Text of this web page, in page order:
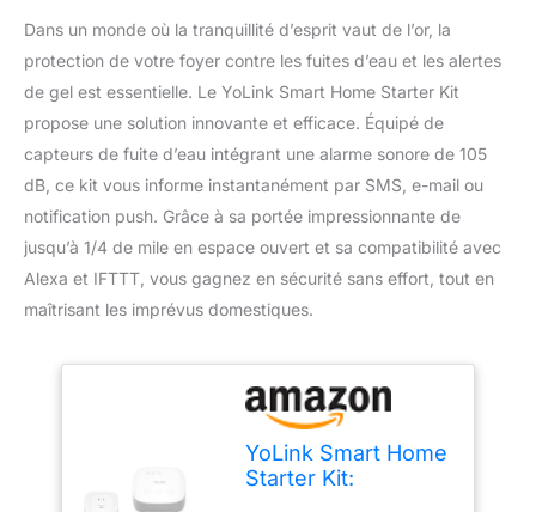
Dans un monde où la tranquillité d’esprit vaut de l’or, la
protection de votre foyer contre les fuites d’eau et les alertes
de gel est essentielle. Le YoLink Smart Home Starter Kit
propose une solution innovante et efficace. Équipé de
capteurs de fuite d’eau intégrant une alarme sonore de 105
dB, ce kit vous informe instantanément par SMS, e-mail ou
notification push. Grâce à sa portée impressionnante de
jusqu’à 1/4 de mile en espace ouvert et sa compatibilité avec
Alexa et IFTTT, vous gagnez en sécurité sans effort, tout en
maîtrisant les imprévus domestiques.
YoLink Smart Home
Starter Kit: